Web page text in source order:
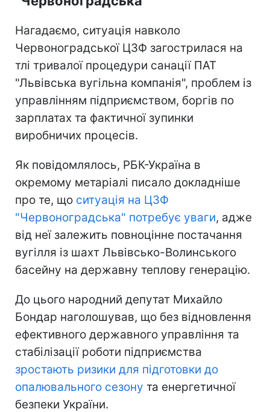
Нагадаємо, ситуація навколо
Червоноградської ЦЗФ загострилася на
тлі тривалої процедури санації ПАТ
"Львівська вугільна компанія", проблем із
управлінням підприємством, боргів по
зарплатах та фактичної зупинки
виробничих процесів.
Як повідомлялось, РБК-Україна в
окремому метаріалі писало докладніше
про те, що ситуація на ЦЗФ
"Червоноградська" потребує уваги, адже
від неї залежить повноцінне постачання
вугілля із шахт Львівсько-Волинського
басейну на державну теплову генерацію.
До цього народний депутат Михайло
Бондар наголошував, що без відновлення
ефективного державного управління та
стабілізації роботи підприємства
зростають ризики для підготовки до
опалювального сезону та енергетичної
безпеки України.